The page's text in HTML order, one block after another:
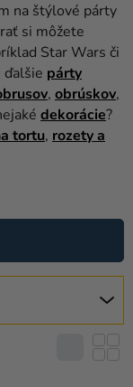
na štýlové párty
si môžete
Star Wars či
ďalšie párty
, obrúskov,
dekorácie?
tortu, rozety a